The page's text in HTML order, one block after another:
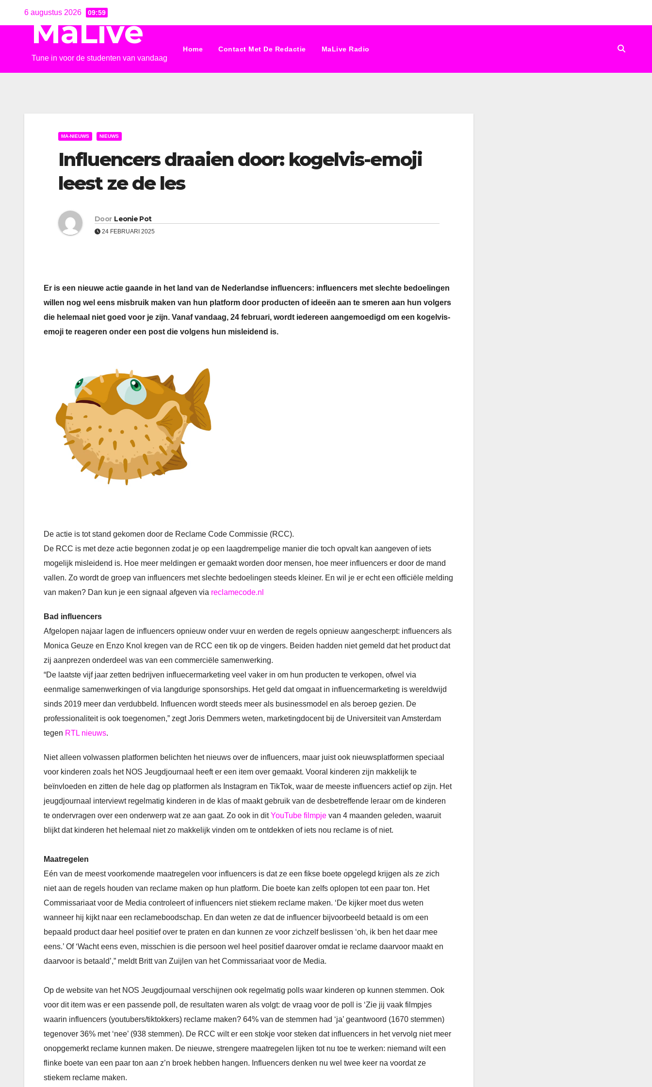
6 augustus 2026 09:59
MaLive
Tune in voor de studenten van vandaag
Home Contact Met De Redactie MaLive Radio
MA-NIEUWS NIEUWS
Influencers draaien door: kogelvis-emoji
leest ze de les
Door Leonie Pot
24 FEBRUARI 2025
Er is een nieuwe actie gaande in het land van de Nederlandse influencers: influencers met slechte bedoelingen
willen nog wel eens misbruik maken van hun platform door producten of ideeën aan te smeren aan hun volgers
die helemaal niet goed voor je zijn. Vanaf vandaag, 24 februari, wordt iedereen aangemoedigd om een kogelvis-
emoji te reageren onder een post die volgens hun misleidend is.
De actie is tot stand gekomen door de Reclame Code Commissie (RCC).
De RCC is met deze actie begonnen zodat je op een laagdrempelige manier die toch opvalt kan aangeven of iets
mogelijk misleidend is. Hoe meer meldingen er gemaakt worden door mensen, hoe meer influencers er door de mand
vallen. Zo wordt de groep van influencers met slechte bedoelingen steeds kleiner. En wil je er echt een officiële melding
van maken? Dan kun je een signaal afgeven via reclamecode.nl
Bad influencers
Afgelopen najaar lagen de influencers opnieuw onder vuur en werden de regels opnieuw aangescherpt: influencers als
Monica Geuze en Enzo Knol kregen van de RCC een tik op de vingers. Beiden hadden niet gemeld dat het product dat
zij aanprezen onderdeel was van een commerciële samenwerking.
“De laatste vijf jaar zetten bedrijven influecermarketing veel vaker in om hun producten te verkopen, ofwel via
eenmalige samenwerkingen of via langdurige sponsorships. Het geld dat omgaat in influencermarketing is wereldwijd
sinds 2019 meer dan verdubbeld. Influencen wordt steeds meer als businessmodel en als beroep gezien. De
professionaliteit is ook toegenomen,” zegt Joris Demmers weten, marketingdocent bij de Universiteit van Amsterdam
tegen RTL nieuws.
Niet alleen volwassen platformen belichten het nieuws over de influencers, maar juist ook nieuwsplatformen speciaal
voor kinderen zoals het NOS Jeugdjournaal heeft er een item over gemaakt. Vooral kinderen zijn makkelijk te
beïnvloeden en zitten de hele dag op platformen als Instagram en TikTok, waar de meeste influencers actief op zijn. Het
jeugdjournaal interviewt regelmatig kinderen in de klas of maakt gebruik van de desbetreffende leraar om de kinderen
te ondervragen over een onderwerp wat ze aan gaat. Zo ook in ditYouTube filmpje van 4 maanden geleden, waaruit
blijkt dat kinderen het helemaal niet zo makkelijk vinden om te ontdekken of iets nou reclame is of niet.
Maatregelen
Eén van de meest voorkomende maatregelen voor influencers is dat ze een fikse boete opgelegd krijgen als ze zich
niet aan de regels houden van reclame maken op hun platform. Die boete kan zelfs oplopen tot een paar ton. Het
Commissariaat voor de Media controleert of influencers niet stiekem reclame maken. ‘De kijker moet dus weten
wanneer hij kijkt naar een reclameboodschap. En dan weten ze dat de influencer bijvoorbeeld betaald is om een
bepaald product daar heel positief over te praten en dan kunnen ze voor zichzelf beslissen ‘oh, ik ben het daar mee
eens.’ Of ‘Wacht eens even, misschien is die persoon wel heel positief daarover omdat ie reclame daarvoor maakt en
daarvoor is betaald’,” meldt Britt van Zuijlen van het Commissariaat voor de Media.
Op de website van het NOS Jeugdjournaal verschijnen ook regelmatig polls waar kinderen op kunnen stemmen. Ook
voor dit item was er een passende poll, de resultaten waren als volgt: de vraag voor de poll is ‘Zie jij vaak filmpjes
waarin influencers (youtubers/tiktokkers) reclame maken? 64% van de stemmen had ‘ja’ geantwoord (1670 stemmen)
tegenover 36% met ‘nee’ (938 stemmen). De RCC wilt er een stokje voor steken dat influencers in het vervolg niet meer
onopgemerkt reclame kunnen maken. De nieuwe, strengere maatregelen lijken tot nu toe te werken: niemand wilt een
flinke boete van een paar ton aan z’n broek hebben hangen. Influencers denken nu wel twee keer na voordat ze
stiekem reclame maken.